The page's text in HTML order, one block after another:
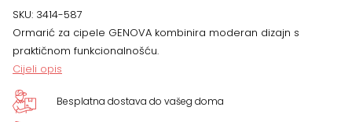
587
SKU: 3414-587
Ormarić za cipele GENOVA kombinira moderan dizajn s
praktičnom funkcionalnošću.
Cijeli opis
Besplatna dostava do vašeg doma